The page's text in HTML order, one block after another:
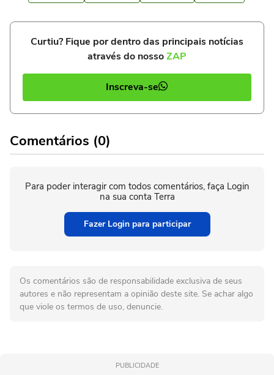
Curtiu? Fique por dentro das principais notícias
através do nossoZAP
Inscreva-se
Comentários (0)
Para poder interagir com todos comentários, faça Login
na sua conta Terra
Fazer Login para participar
Os comentários são de responsabilidade exclusiva de seus
autores e não representam a opinião deste site. Se achar algo
que viole os termos de uso, denuncie.
PUBLICIDADE